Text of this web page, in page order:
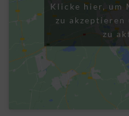
Klicke hier, um
zu akzeptieren
zu